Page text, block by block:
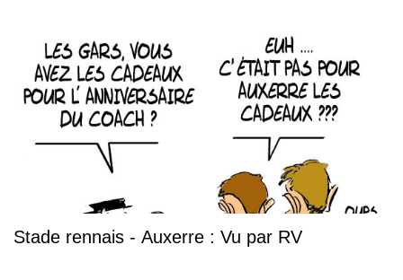
Stade rennais - Auxerre : Vu par RV